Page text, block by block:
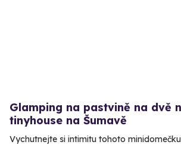
Glamping na pastvině na dvě
tinyhouse na Šumavě
Vychutnejte si intimitu tohoto